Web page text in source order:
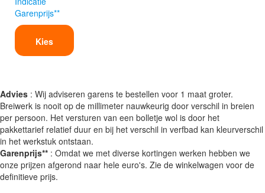
Garenprijs**
Kies
Advies : Wij adviseren garens te bestellen voor 1 maat groter.
Breiwerk is nooit op de millimeter nauwkeurig door verschil in breien
per persoon. Het versturen van een bolletje wol is door het
pakkettarief relatief duur en bij het verschil in verfbad kan kleurverschil
in het werkstuk ontstaan.
Garenprijs** : Omdat we met diverse kortingen werken hebben we
onze prijzen afgerond naar hele euro's. Zie de winkelwagen voor de
definitieve prijs.